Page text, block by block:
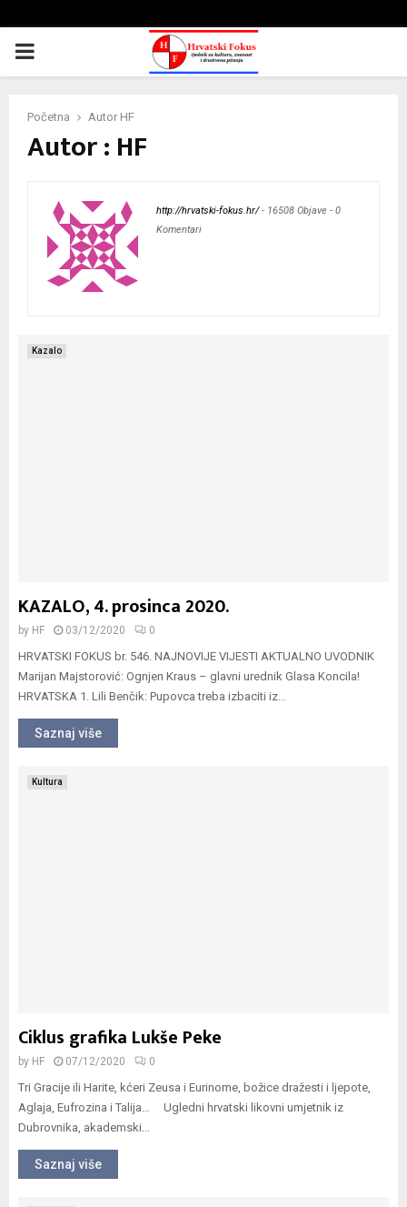
PRIMARY
Početna Autor HF
Autor : HF
http://hrvatski-fokus.hr/- 16508 Objave - 0
Komentari
Kazalo
KAZALO, 4. prosinca 2020.
by HF 03/12/2020 0
HRVATSKI FOKUS br. 546. NAJNOVIJE VIJESTI AKTUALNO UVODNIK
Marijan Majstorović: Ognjen Kraus – glavni urednik Glasa Koncila!
HRVATSKA 1. Lili Benčik: Pupovca treba izbaciti iz...
Saznaj više
Kultura
Ciklus grafika Lukše Peke
by HF 07/12/2020 0
Tri Gracije ili Harite, kćeri Zeusa i Eurinome, božice dražesti i ljepote,
Aglaja, Eufrozina i Talija… Ugledni hrvatski likovni umjetnik iz
Dubrovnika, akademski...
Saznaj više